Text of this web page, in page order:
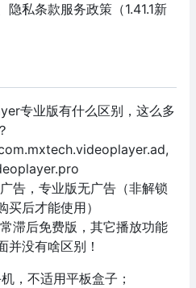
私条款服务政策（1.41.1新
专业版有什么区别，这么多
告，专业版无广告（非解锁
后才能使用）
滞后免费版，其它播放功能
并没有啥区别！
，不适用平板盒子；